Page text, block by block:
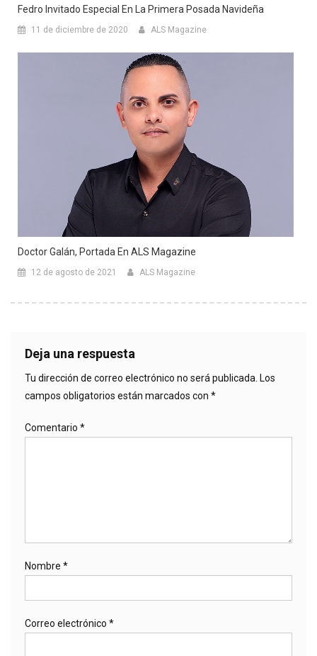
Fedro Invitado Especial En La Primera Posada Navideña
11 de diciembre de 2020 ALS Magazine
Doctor Galán, Portada En ALS Magazine
12 de agosto de 2021 ALS Magazine
Deja una respuesta
Tu dirección de correo electrónico no será publicada. Los
campos obligatorios están marcados con *
Comentario *
Nombre *
Correo electrónico *